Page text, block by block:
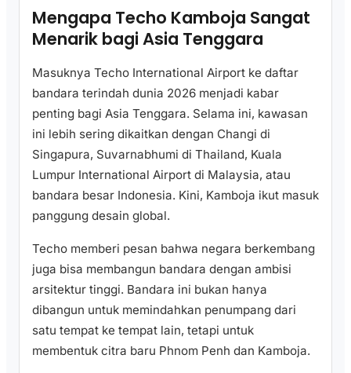
Mengapa Techo Kamboja Sangat
Menarik bagi Asia Tenggara
Masuknya Techo International Airport ke daftar
bandara terindah dunia 2026 menjadi kabar
penting bagi Asia Tenggara. Selama ini, kawasan
ini lebih sering dikaitkan dengan Changi di
Singapura, Suvarnabhumi di Thailand, Kuala
Lumpur International Airport di Malaysia, atau
bandara besar Indonesia. Kini, Kamboja ikut masuk
panggung desain global.
Techo memberi pesan bahwa negara berkembang
juga bisa membangun bandara dengan ambisi
arsitektur tinggi. Bandara ini bukan hanya
dibangun untuk memindahkan penumpang dari
satu tempat ke tempat lain, tetapi untuk
membentuk citra baru Phnom Penh dan Kamboja.